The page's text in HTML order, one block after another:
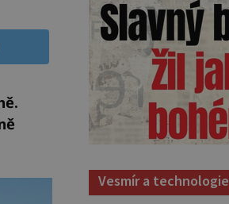
Vesmír a technologie